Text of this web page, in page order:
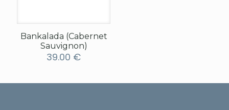
Bankalada (Cabernet
Sauvignon)
39.00 €